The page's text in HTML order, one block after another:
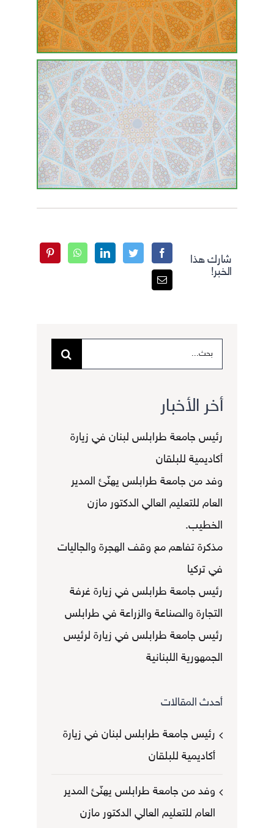
شارك هذا
الخبر!
البحث
عن:
أخر الأخبار
رئيس جامعة طرابلس لبنان في زيارة
أكاديمية للبلقان
وفد من جامعة طرابلس يهنّئ المدير
العام للتعليم العالي الدكتور مازن
الخطيب.
مذكرة تفاهم مع وقف الهجرة والجاليات
في تركيا
رئيس جامعة طرابلس في زيارة غرفة
التجارة والصناعة والزراعة في طرابلس
رئيس جامعة طرابلس في زيارة لرئيس
الجمهورية اللبنانية
أحدث المقالات
رئيس جامعة طرابلس لبنان في زيارة
أكاديمية للبلقان
وفد من جامعة طرابلس يهنّئ المدير
العام للتعليم العالي الدكتور مازن